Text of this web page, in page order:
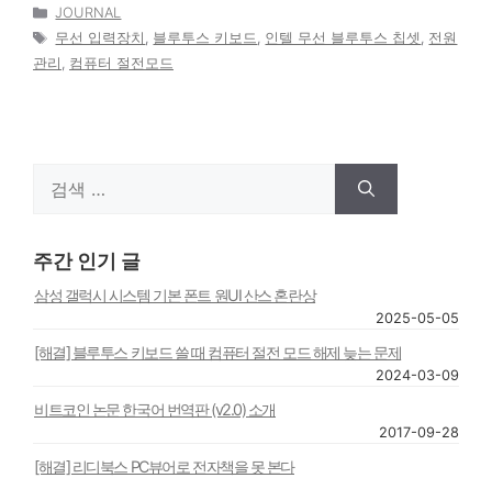
카
테
리
JOURNAL
태
그
무선 입력장치 , 블루투스 키보드, 인텔 무선 블루투스 칩셋 , 전원
관리 , 컴퓨터 절전모드
주간 인기 글
삼성 갤럭시 시스템 기본 폰트 원UI 산스 혼란상
2025-05-05
[해결] 블루투스 키보드 쓸 때 컴퓨터 절전 모드 해제 늦는 문제
2024-03-09
비트코인 논문 한국어 번역판 (v2.0) 소개
2017-09-28
[해결] 리디북스 PC뷰어로 전자책을 못 본다